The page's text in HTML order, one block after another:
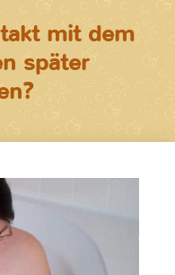
mit dem
später